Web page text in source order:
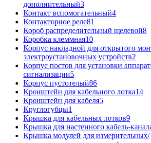
дополнительный3
Контакт вспомогательный4
Контакторное реле81
Короб распределительный щелевой8
Коробка клеммная10
Корпус накладной для открытого
электроустановочных устройств2
Корпус постов для установки
сигнализации5
Корпус пустотелый86
Кронштейн для кабельного лотка14
Кронштейн для кабеля5
Круглогубцы1
Крышка для кабельных лотков9
Крышка для настенного кабель-
Крышка модулей для измерительных/